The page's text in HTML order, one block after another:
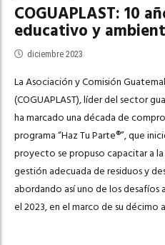
COGUAPLAST: 10
educativo y
diciembre 2023
La Asociación y Comisión
(COGUAPLAST), líder del sector
ha marcado una década de
programa “Haz Tu Parte®”, que
proyecto se propuso capacitar a
gestión adecuada de residuos y
abordando así uno de los desafíos
el 2023, en el marco de su décimo